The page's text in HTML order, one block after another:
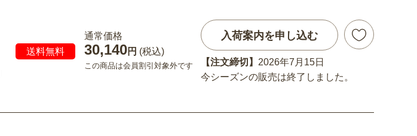
送料無料
通常価格
30,140円 (税込)
この商品は会員割引対象外です
入荷案内を申し込む
【注文締切】 2026年7月15日
今シーズンの販売は終了しました。